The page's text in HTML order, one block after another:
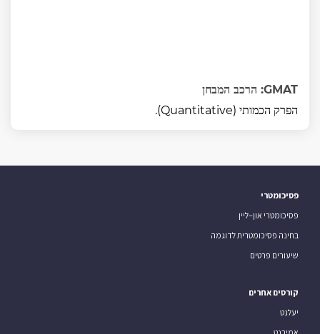
GMAT: הרכב המבחן
הפרק הכמותי (Quantitative).
פסיכומטרי
פסיכומטרי און–ליין
בחינה פסיכומטרית לדוגמה
שיעורים פרטים
קורסים אחרים
יעלנט